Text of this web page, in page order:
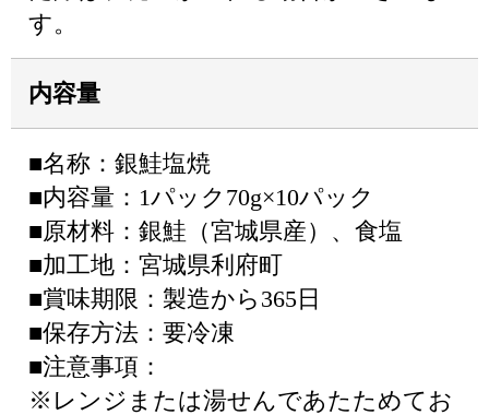
す。
内容量
■名称：銀鮭塩焼
■内容量：1パック70g×10パック
■原材料：銀鮭（宮城県産）、食塩
■加工地：宮城県利府町
■賞味期限：製造から365日
■保存方法：要冷凍
■注意事項：
※レンジまたは湯せんであたためてお